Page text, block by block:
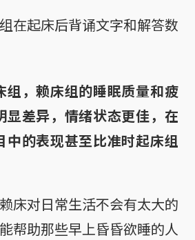
在起床后背诵文字和解答数
组，赖床组的睡眠质量和疲
显差异，情绪状态更佳，在
中的表现甚至比准时起床组
床对日常生活不会有太大的
帮助那些早上昏昏欲睡的人